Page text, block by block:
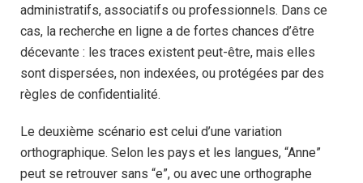
administratifs, associatifs ou professionnels. Dans ce
cas, la recherche en ligne a de fortes chances d’être
décevante : les traces existent peut-être, mais elles
sont dispersées, non indexées, ou protégées par des
règles de confidentialité.
Le deuxième scénario est celui d’une variation
orthographique. Selon les pays et les langues, “Anne”
peut se retrouver sans “e”, ou avec une orthographe